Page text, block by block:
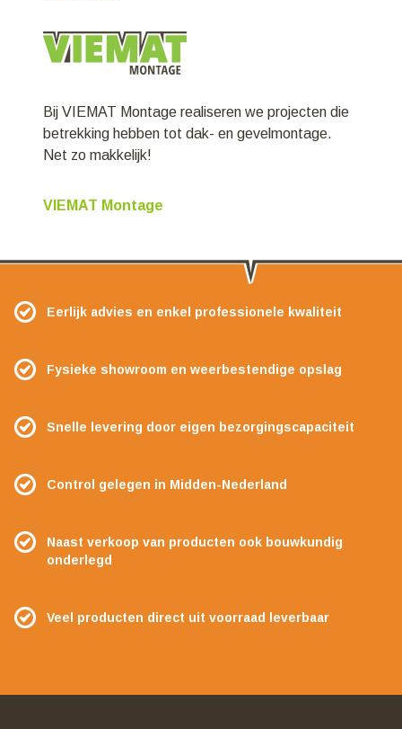
Bij VIEMAT Montage realiseren we projecten die
betrekking hebben tot dak- en gevelmontage.
Net zo makkelijk!
VIEMAT Montage
Eerlijk advies en enkel professionele kwaliteit
Fysieke showroom en weerbestendige opslag
Snelle levering door eigen bezorgingscapaciteit
Control gelegen in Midden-Nederland
Naast verkoop van producten ook bouwkundig
onderlegd
Veel producten direct uit voorraad leverbaar